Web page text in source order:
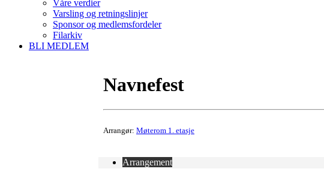
Våre verdier
Varsling og retningslinjer
Sponsor og medlemsfordeler
Filarkiv
BLI MEDLEM
Navnefest
Arrangør: Møterom 1. etasje
Arrangement